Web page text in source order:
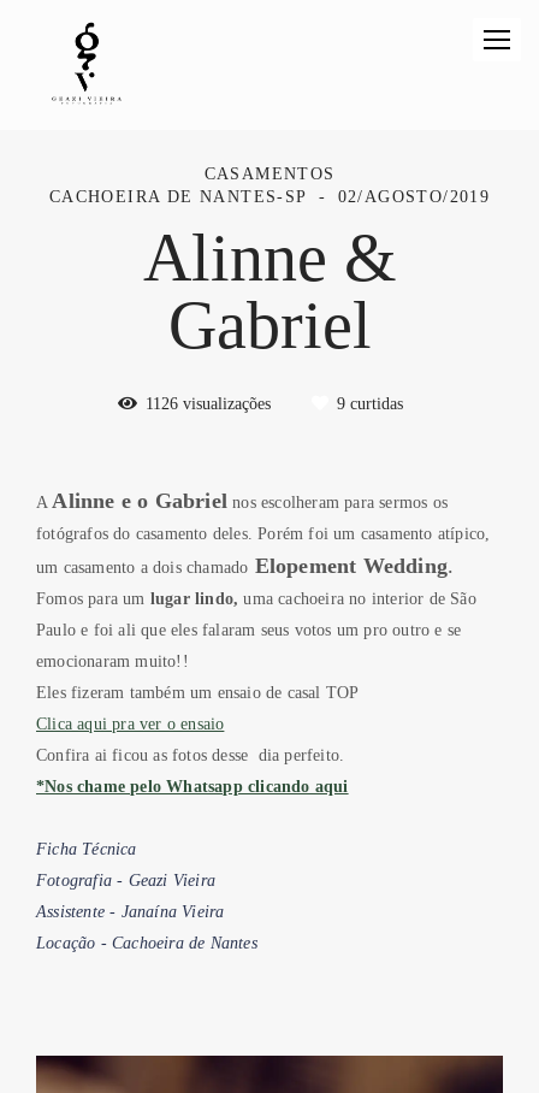
CASAMENTOS
CACHOEIRA DE NANTES-SP
02/AGOSTO/2019
Alinne &
Gabriel
1126 visualizações 9 curtidas
AAlinne e o Gabriel nos escolheram para sermos os
fotógrafos do casamento deles. Porém foi um casamento atípico,
um casamento a dois chamado Elopement Wedding.
Fomos para um lugar lindo, uma cachoeira no interior de São
Paulo e foi ali que eles falaram seus votos um pro outro e se
emocionaram muito!!
Eles fizeram também um ensaio de casal TOP
Clica aqui pra ver o ensaio
Confira ai ficou as fotos desse dia perfeito.
*Nos chame pelo Whatsapp clicando aqui
Ficha Técnica
Fotografia - Geazi Vieira
Assistente - Janaína Vieira
Locação - Cachoeira de Nantes